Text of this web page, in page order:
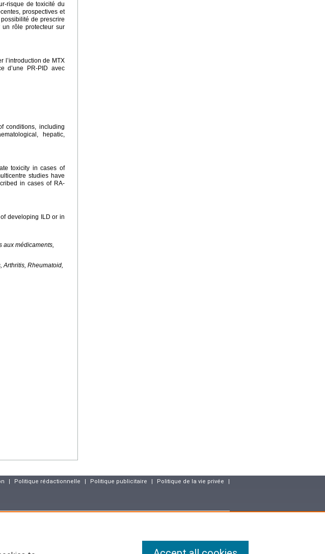
risque de toxicité du
prospectives et
de prescrire
rôle protecteur sur
l’introduction de MTX
d’une PR-PID avec
conditions, including
hepatic,
toxicity in cases of
studies have
in cases of RA-
developing ILD or in
aux médicaments,
Arthritis, Rheumatoid,
Politique rédactionnelle Politique publicitaire Politique de la vie privée
déclaré à la CNIL, déclaration n° 1286925.